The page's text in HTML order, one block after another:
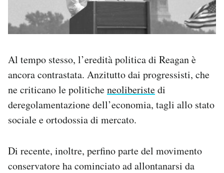
Al tempo stesso, l’eredità politica di Reagan è
ancora contrastata. Anzitutto dai progressisti, che
ne criticano le politicheneoliberistedi
deregolamentazione dell’economia, tagli allo stato
sociale e ortodossia di mercato.
Di recente, inoltre, perfino parte del movimento
conservatore ha cominciato ad allontanarsi da